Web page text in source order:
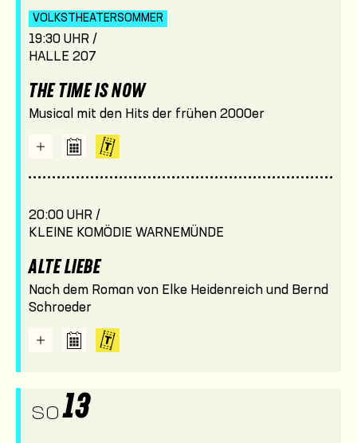
VOLKSTHEATER­SOMMER
19:30 UHR /
HALLE 207
THE TIME IS NOW
Musical mit den Hits der frühen 2000er
20:00 UHR /
KLEINE KOMÖDIE WARNEMÜNDE
ALTE LIEBE
Nach dem Roman von Elke Heidenreich und Bernd
Schroeder
SO 13